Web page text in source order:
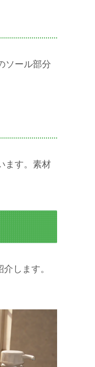
ソール部分
ます。素材
します。